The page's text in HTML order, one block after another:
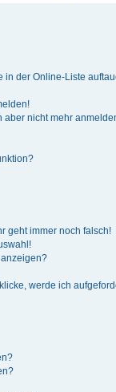
in der Online-Liste
aber nicht mehr
geht immer noch falsch!
werde ich